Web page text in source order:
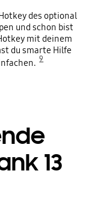
des optional
und schon bist
mit deinem
du smarte Hilfe
9
13